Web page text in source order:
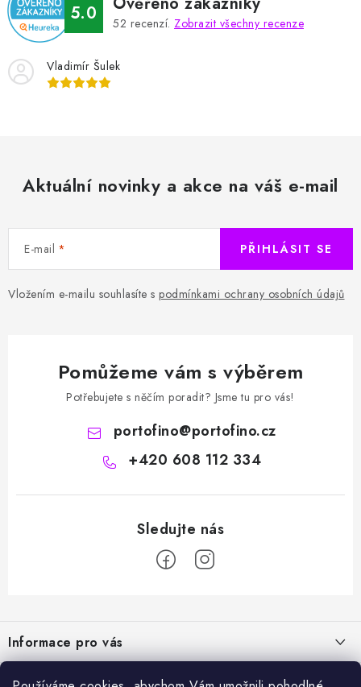
5.0 52 recenzí. Zobrazit všechny recenze
Vladimír Šulek
Aktuální novinky a akce na váš e-mail
E-mail
Vložením e-mailu souhlasíte s podmínkami ochrany osobních údajů
PŘIHLÁSIT SE
Pomůžeme vám s výběrem
Potřebujete s něčím poradit? Jsme tu pro vás!
portofino@portofino.cz
+420 608 112 334
p
a
Informace pro vás
Sortiment